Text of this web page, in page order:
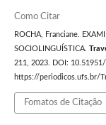
Como Citar
ROCHA, Franciane.
SOCIOLINGUÍSTICA.
211, 2023. DOI:
https://periodicos.ufs.br/
Fomatos de Citação